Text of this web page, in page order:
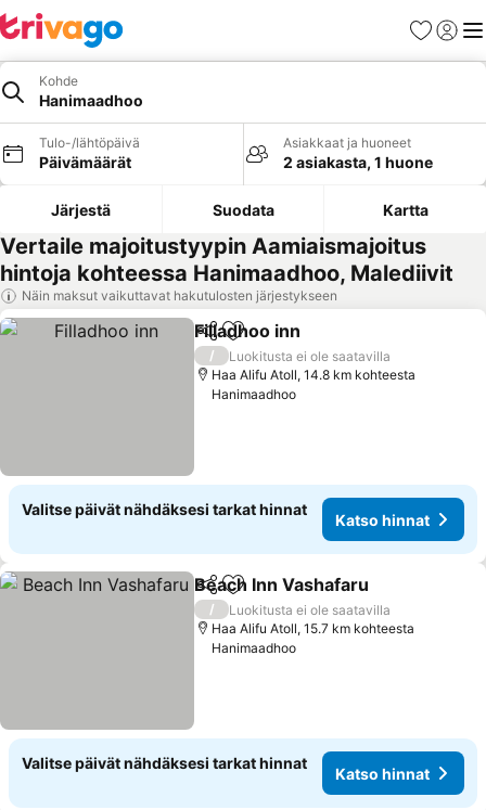
Suosikit
Kohde
Hanimaadhoo
Tulo-/lähtöpäivä
Päivämäärät
Asiakkaat ja huoneet
2 asiakasta, 1 huone
Järjestä Suodata Kartta
Vertaile majoitustyypin Aamiaismajoitus
hintoja kohteessa Hanimaadhoo, Malediivit
Näin maksut vaikuttavat hakutulosten järjestykseen
Jaa Lisää suosikkeihin
Filladhoo inn
/
Luokitusta ei ole saatavilla
Haa Alifu Atoll, 14.8 km kohteesta
Hanimaadhoo
Valitse päivät nähdäksesi tarkat hinnat
Katso hinnat
Jaa Lisää suosikkeihin
Beach Inn Vashafaru
/
Luokitusta ei ole saatavilla
Haa Alifu Atoll, 15.7 km kohteesta
Hanimaadhoo
Valitse päivät nähdäksesi tarkat hinnat
Katso hinnat